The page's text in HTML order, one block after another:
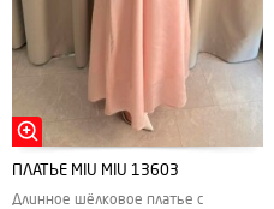
ПЛАТЬЕ MIU MIU 13603
Длинное шёлковое платье с